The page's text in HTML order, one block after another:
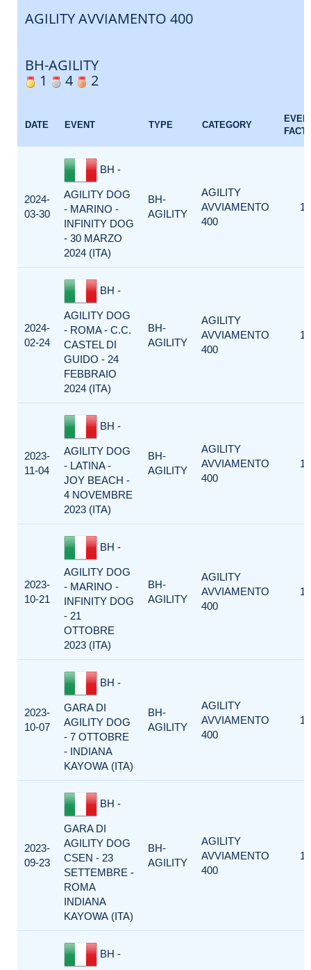
AGILITY AVVIAMENTO 400
BH-AGILITY
1
4 2
DATE EVENT TYPE CATEGORY
2024-
03-30
BH -
AGILITY DOG
- MARINO -
INFINITY DOG
- 30 MARZO
2024 (ITA)
BH-
AGILITY
AGILITY
AVVIAMENTO
400
1
2024-
02-24
BH -
AGILITY DOG
- ROMA - C.C.
CASTEL DI
GUIDO - 24
FEBBRAIO
2024 (ITA)
BH-
AGILITY
AGILITY
AVVIAMENTO
400
1
2023-
11-04
BH -
AGILITY DOG
- LATINA -
JOY BEACH -
4 NOVEMBRE
2023 (ITA)
BH-
AGILITY
AGILITY
AVVIAMENTO
400
1
2023-
10-21
BH -
AGILITY DOG
- MARINO -
INFINITY DOG
- 21
OTTOBRE
2023 (ITA)
BH-
AGILITY
AGILITY
AVVIAMENTO
400
1
2023-
10-07
BH -
GARA DI
AGILITY DOG
- 7 OTTOBRE
- INDIANA
KAYOWA (ITA)
BH-
AGILITY
AGILITY
AVVIAMENTO
400
1
2023-
09-23
BH -
GARA DI
AGILITY DOG
CSEN - 23
SETTEMBRE -
ROMA
INDIANA
KAYOWA (ITA)
BH-
AGILITY
AGILITY
AVVIAMENTO
400
1
BH -